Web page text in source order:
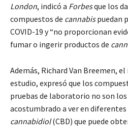
London, indicó a Forbesque los
compuestos de cannabispuedan
COVID-19 y “no proporcionan
fumar o ingerir productos de
Además, Richard Van Breemen,
estudio, expresó que los
pruebas de laboratorio no son
acostumbrado a ver en
cannabidiol(CBD) que puede